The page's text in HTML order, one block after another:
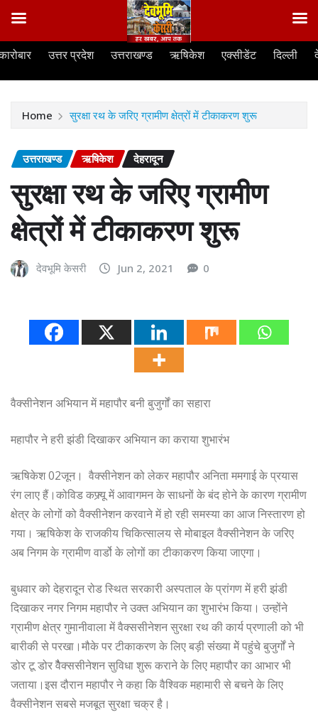
Skip
उत्तर प्रदेश उत्तराखण्ड ऋषिकेश एक्सीडेंट दिल्ली
Home सुरक्षा रथ के जरिए ग्रामीण क्षेत्रों में टीकाकरण शुरू
उत्तराखण्ड ऋषिकेश देहरादून
सुरक्षा रथ के जरिए ग्रामीण
क्षेत्रों में टीकाकरण शुरू
देवभूमि केसरी Jun 2, 2021 0
वैक्सीनेशन अभियान में महापौर बनी बुजुर्गों का सहारा
महापौर ने हरी झंडी दिखाकर अभियान का कराया शुभारंभ
ऋषिकेश 02जून। वैक्सीनेशन को लेकर महापौर अनिता ममगाई के प्रयास
रंग लाए हैं।कोविड कफ्र्यू में आवागमन के साधनों के बंद होने के कारण ग्रामीण
क्षेत्र के लोगों को वैक्सीनेशन करवाने में हो रही समस्या का आज निस्तारण हो
गया। ऋषिकेश के राजकीय चिकित्सालय से मोबाइल वैक्सीनेशन के जरिए
अब निगम के ग्रामीण वार्डो के लोगों का टीकाकरण किया जाएगा।
बुधवार को देहरादून रोड स्थित सरकारी अस्पताल के प्रांगण में हरी झंडी
दिखाकर नगर निगम महापौर ने उक्त अभियान का शुभारंभ किया। उन्होंने
ग्रामीण क्षेत्र गुमानीवाला में वैक्ससीनेशन सुरक्षा रथ की कार्य प्रणाली को भी
बारीकी से परखा।मौके पर टीकाकरण के लिए बड़ी संंख्या मेें पहुंंचे बुजुर्गों ने
डोर टू डोर वैैैक्ससीनेशन सुविधा शुरू कराने के लिए महापौर का आभार भी
जताया।इस दौरान महापौर ने कहा कि वैश्विक महामारी से बचने के लिए
वैक्सीनेशन सबसे मजबूत सुरक्षा चक्र है।